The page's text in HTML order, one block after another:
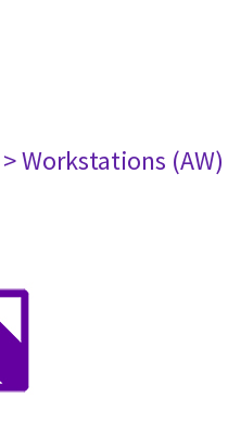
> Workstations (AW)